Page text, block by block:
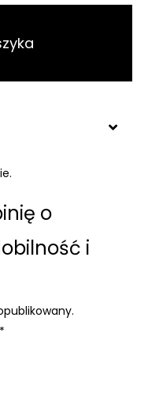
o
i
*